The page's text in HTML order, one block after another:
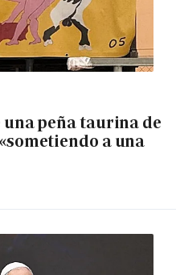
peña taurina de
a una